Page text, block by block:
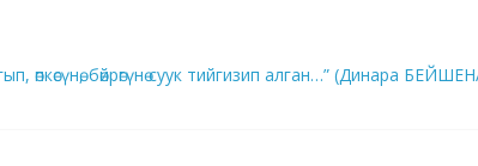
өпкөсүнө, бөйрөгүнө суук тийгизип алган…” (Динара